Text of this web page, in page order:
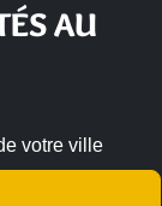
AU
votre ville